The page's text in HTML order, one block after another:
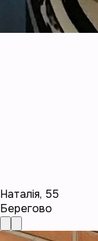
Наталія, 55
Берегово